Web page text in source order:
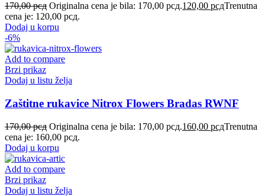
170,00рсд Originalna cena je bila: 170,00 рсд.120,00 рсдTrenutna
cena je: 120,00 рсд.
Dodaj u korpu
-6%
Add to compare
Brzi prikaz
Dodaj u listu želja
Zaštitne rukavice Nitrox Flowers Bradas RWNF
170,00рсд Originalna cena je bila: 170,00 рсд.160,00 рсдTrenutna
cena je: 160,00 рсд.
Dodaj u korpu
Add to compare
Brzi prikaz
Dodaj u listu želja